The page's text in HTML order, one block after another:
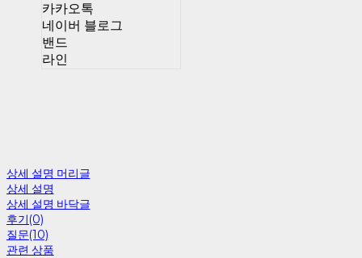
카카오톡
네이버 블로그
밴드
라인
상세 설명 머리글
상세 설명
상세 설명 바닥글
후기(0)
질문(10)
관련 상품